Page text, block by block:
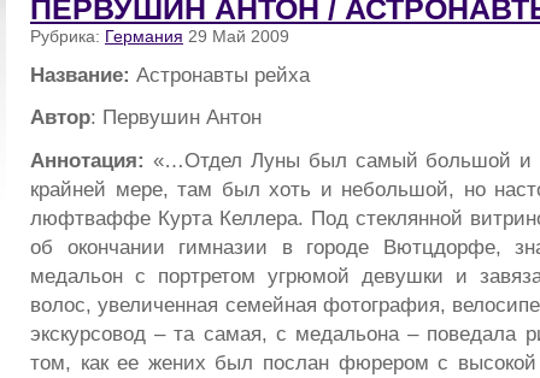
ПЕРВУШИН АНТОН /
Рубрика: Германия 29 Май 2009
Название: Астронавты рейха
Автор: Первушин Антон
Аннотация: «…Отдел Луны был самый большой и
крайней мере, там был хоть и небольшой, но
люфтваффе Курта Келлера. Под стеклянной
об окончании гимназии в городе Вютцдорфе,
медальон с портретом угрюмой девушки и
волос, увеличенная семейная фотография,
экскурсовод – та самая, с медальона – поведала
том, как ее жених был послан фюрером с высокой